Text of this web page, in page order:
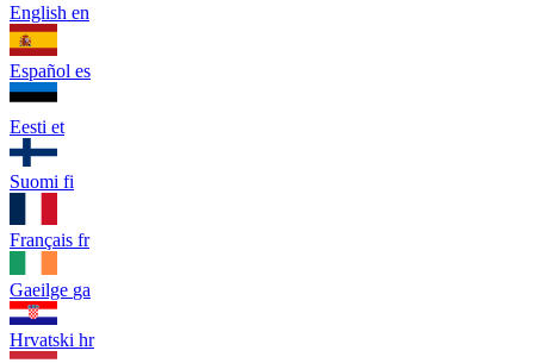
English en
Español es
Eesti et
Suomi fi
Français fr
Gaeilge ga
Hrvatski hr